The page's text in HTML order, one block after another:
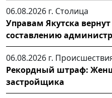
06.08.2026 г. Столица
Управам Якутска
составлению
06.08.2026 г.
Рекордный штраф:
застройщика